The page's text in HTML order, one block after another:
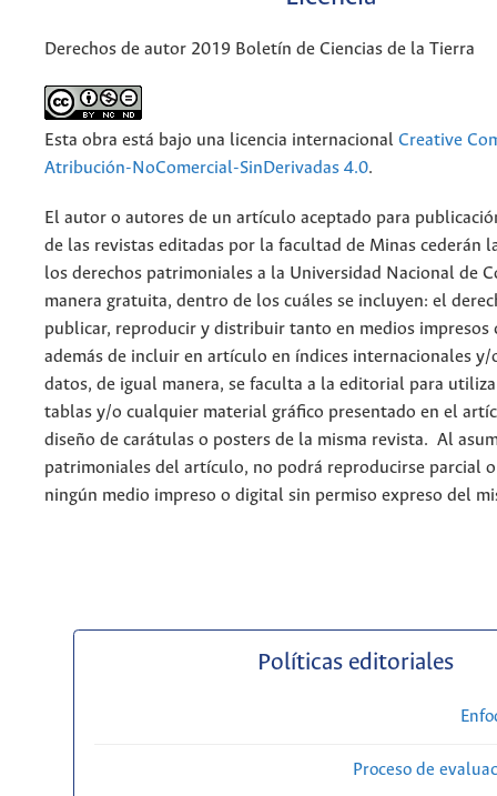
Derechos de autor 2019 Boletín de Ciencias de la Tierra
Esta obra está bajo una licencia internacional Creative
Atribución-NoComercial-SinDerivadas 4.0.
El autor o autores de un artículo aceptado para
de las revistas editadas por la facultad de Minas cederán
los derechos patrimoniales a la Universidad Nacional de
manera gratuita, dentro de los cuáles se incluyen: el
publicar, reproducir y distribuir tanto en medios impresos
además de incluir en artículo en índices internacionales y/
datos, de igual manera, se faculta a la editorial para
tablas y/o cualquier material gráfico presentado en el
diseño de carátulas o posters de la misma revista. Al
patrimoniales del artículo, no podrá reproducirse parcial
ningún medio impreso o digital sin permiso expreso del
Políticas editoriales
Proceso de